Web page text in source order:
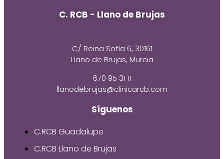
C. RCB - Llano de Brujas
C/ Reina Sofía 6, 30161
Llano de Brujas, Murcia
670 95 31 11
llanodebrujas@clinicarcb.com
Síguenos
C.RCB Guadalupe
C.RCB Llano de Brujas